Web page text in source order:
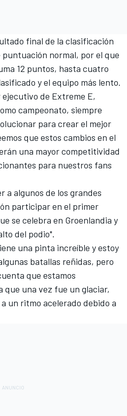
final de la clasificación
normal, por el que
12 puntos, hasta cuatro
y el equipo más lento.
de Extreme E,
campeonato, siempre
para crear el mejor
que estos cambios en el
una mayor competitividad
para nuestros fans
a algunos de los grandes
participar en el primer
se celebra en Groenlandia y
del podio".
una pinta increíble y estoy
batallas reñidas, pero
que estamos
que una vez fue un glaciar,
un ritmo acelerado debido a